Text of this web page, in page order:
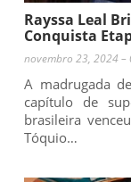
Rayssa Leal
Conquista
novembro 23, 2024 –
A madrugada
capítulo de
brasileira
Tóquio…